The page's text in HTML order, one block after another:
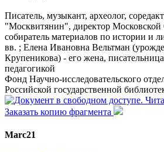
Писатель, музыкант, археолог,
"Москвитянин", директор
собиратель материалов по истории и
вв. ; Елена Ивановна Вельтман
Крупеникова) - его жена,
педагогикой
Фонд Научно-исследовательского
Российской государственной
Заказать копию фрагмента
Marc21